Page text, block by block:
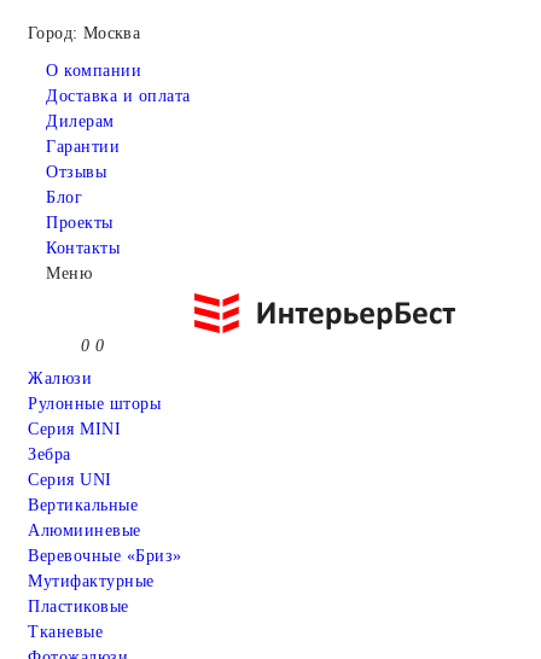
Город: Москва
О компании
Доставка и оплата
Дилерам
Гарантии
Отзывы
Блог
Проекты
Контакты
Меню
0 0
Жалюзи
Рулонные шторы
Серия MINI
Зебра
Серия UNI
Вертикальные
Алюмииневые
Веревочные «Бриз»
Мутифактурные
Пластиковые
Тканевые